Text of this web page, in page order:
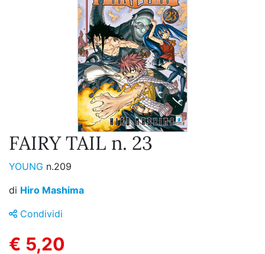
FAIRY TAIL n. 23
YOUNG n.209
di Hiro Mashima
Condividi
€ 5,20